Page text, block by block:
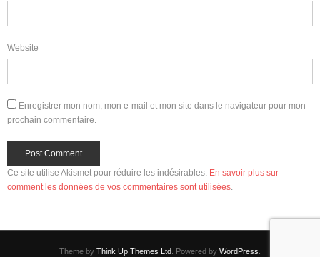
Website
Enregistrer mon nom, mon e-mail et mon site dans le navigateur pour mon
prochain commentaire.
Ce site utilise Akismet pour réduire les indésirables. En savoir plus sur
comment les données de vos commentaires sont utilisées
Theme by Think Up Themes Ltd . Powered by WordPress